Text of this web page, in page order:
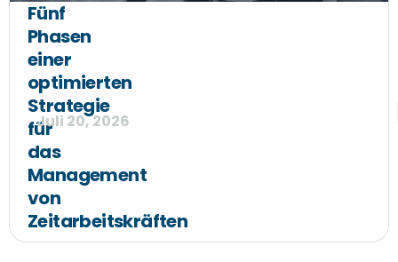
Fünf
Phasen
einer
optimierten
Strategie
für
das
Management
von
Zeitarbeitskräften
Juli 20, 2026